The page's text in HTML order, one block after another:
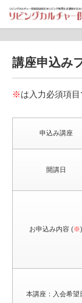
講座申込み
※は入力必須項目
申込み講座
開講日
お申込み内容 (※)
本講座：入会希望